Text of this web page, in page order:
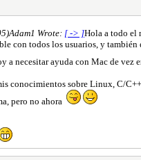
Adam1 Wrote: [ -> ]Hola a todo el
con todos los usuarios, y también
a necesitar ayuda con Mac de vez
conocimientos sobre Linux, C/
pero no ahora